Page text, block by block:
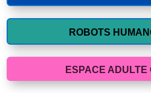
ROBOTS
ESPACE ADULTE